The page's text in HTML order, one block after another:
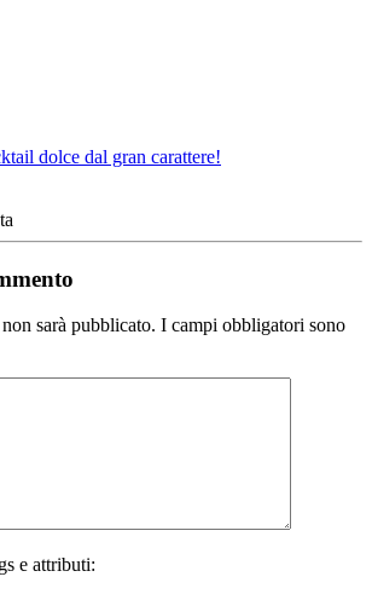
dolce dal gran carattere!
sarà pubblicato. I campi obbligatori sono
e attributi: